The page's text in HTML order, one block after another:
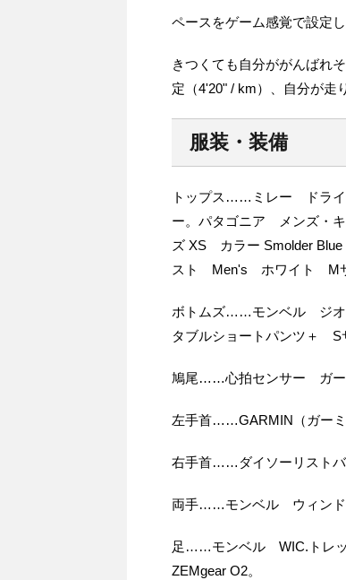
ペースをゲーム感覚で設定し
きつくても自分ががんばれ
定（4'20" / km）、自分が走
服装・装備
トップス……ミレー ドライ
ー。パタゴニア メンズ・
ズ XS カラー Smolder
スト Men's ホワイト Mサ
ボトムズ……モンベル ジオ
タブルショートパンツ＋ S
鳩尾……心拍センサー ガー
左手首……GARMIN（ガーミ
右手首……ダイソーリストバ
両手……モンベル ウィンド
足……モンベル WIC.トレ
ZEMgear O2。